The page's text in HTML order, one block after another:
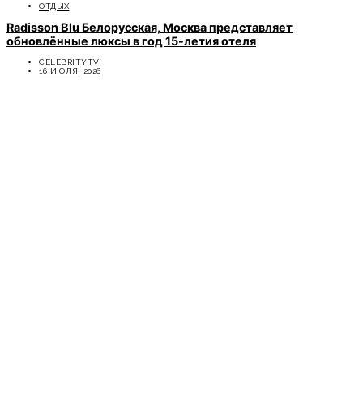
ОТДЫХ
Radisson Blu Белорусская, Москва представляет
обновлённые люксы в год 15-летия отеля
CELEBRITYTV
16 ИЮЛЯ, 2026